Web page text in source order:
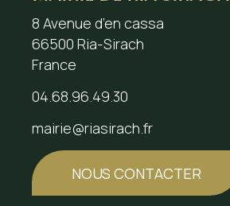
8 Avenue d’en cassa
66500 Ria-Sirach
France
04.68.96.49.30
mairie@riasirach.fr
NOUS CONTACTER